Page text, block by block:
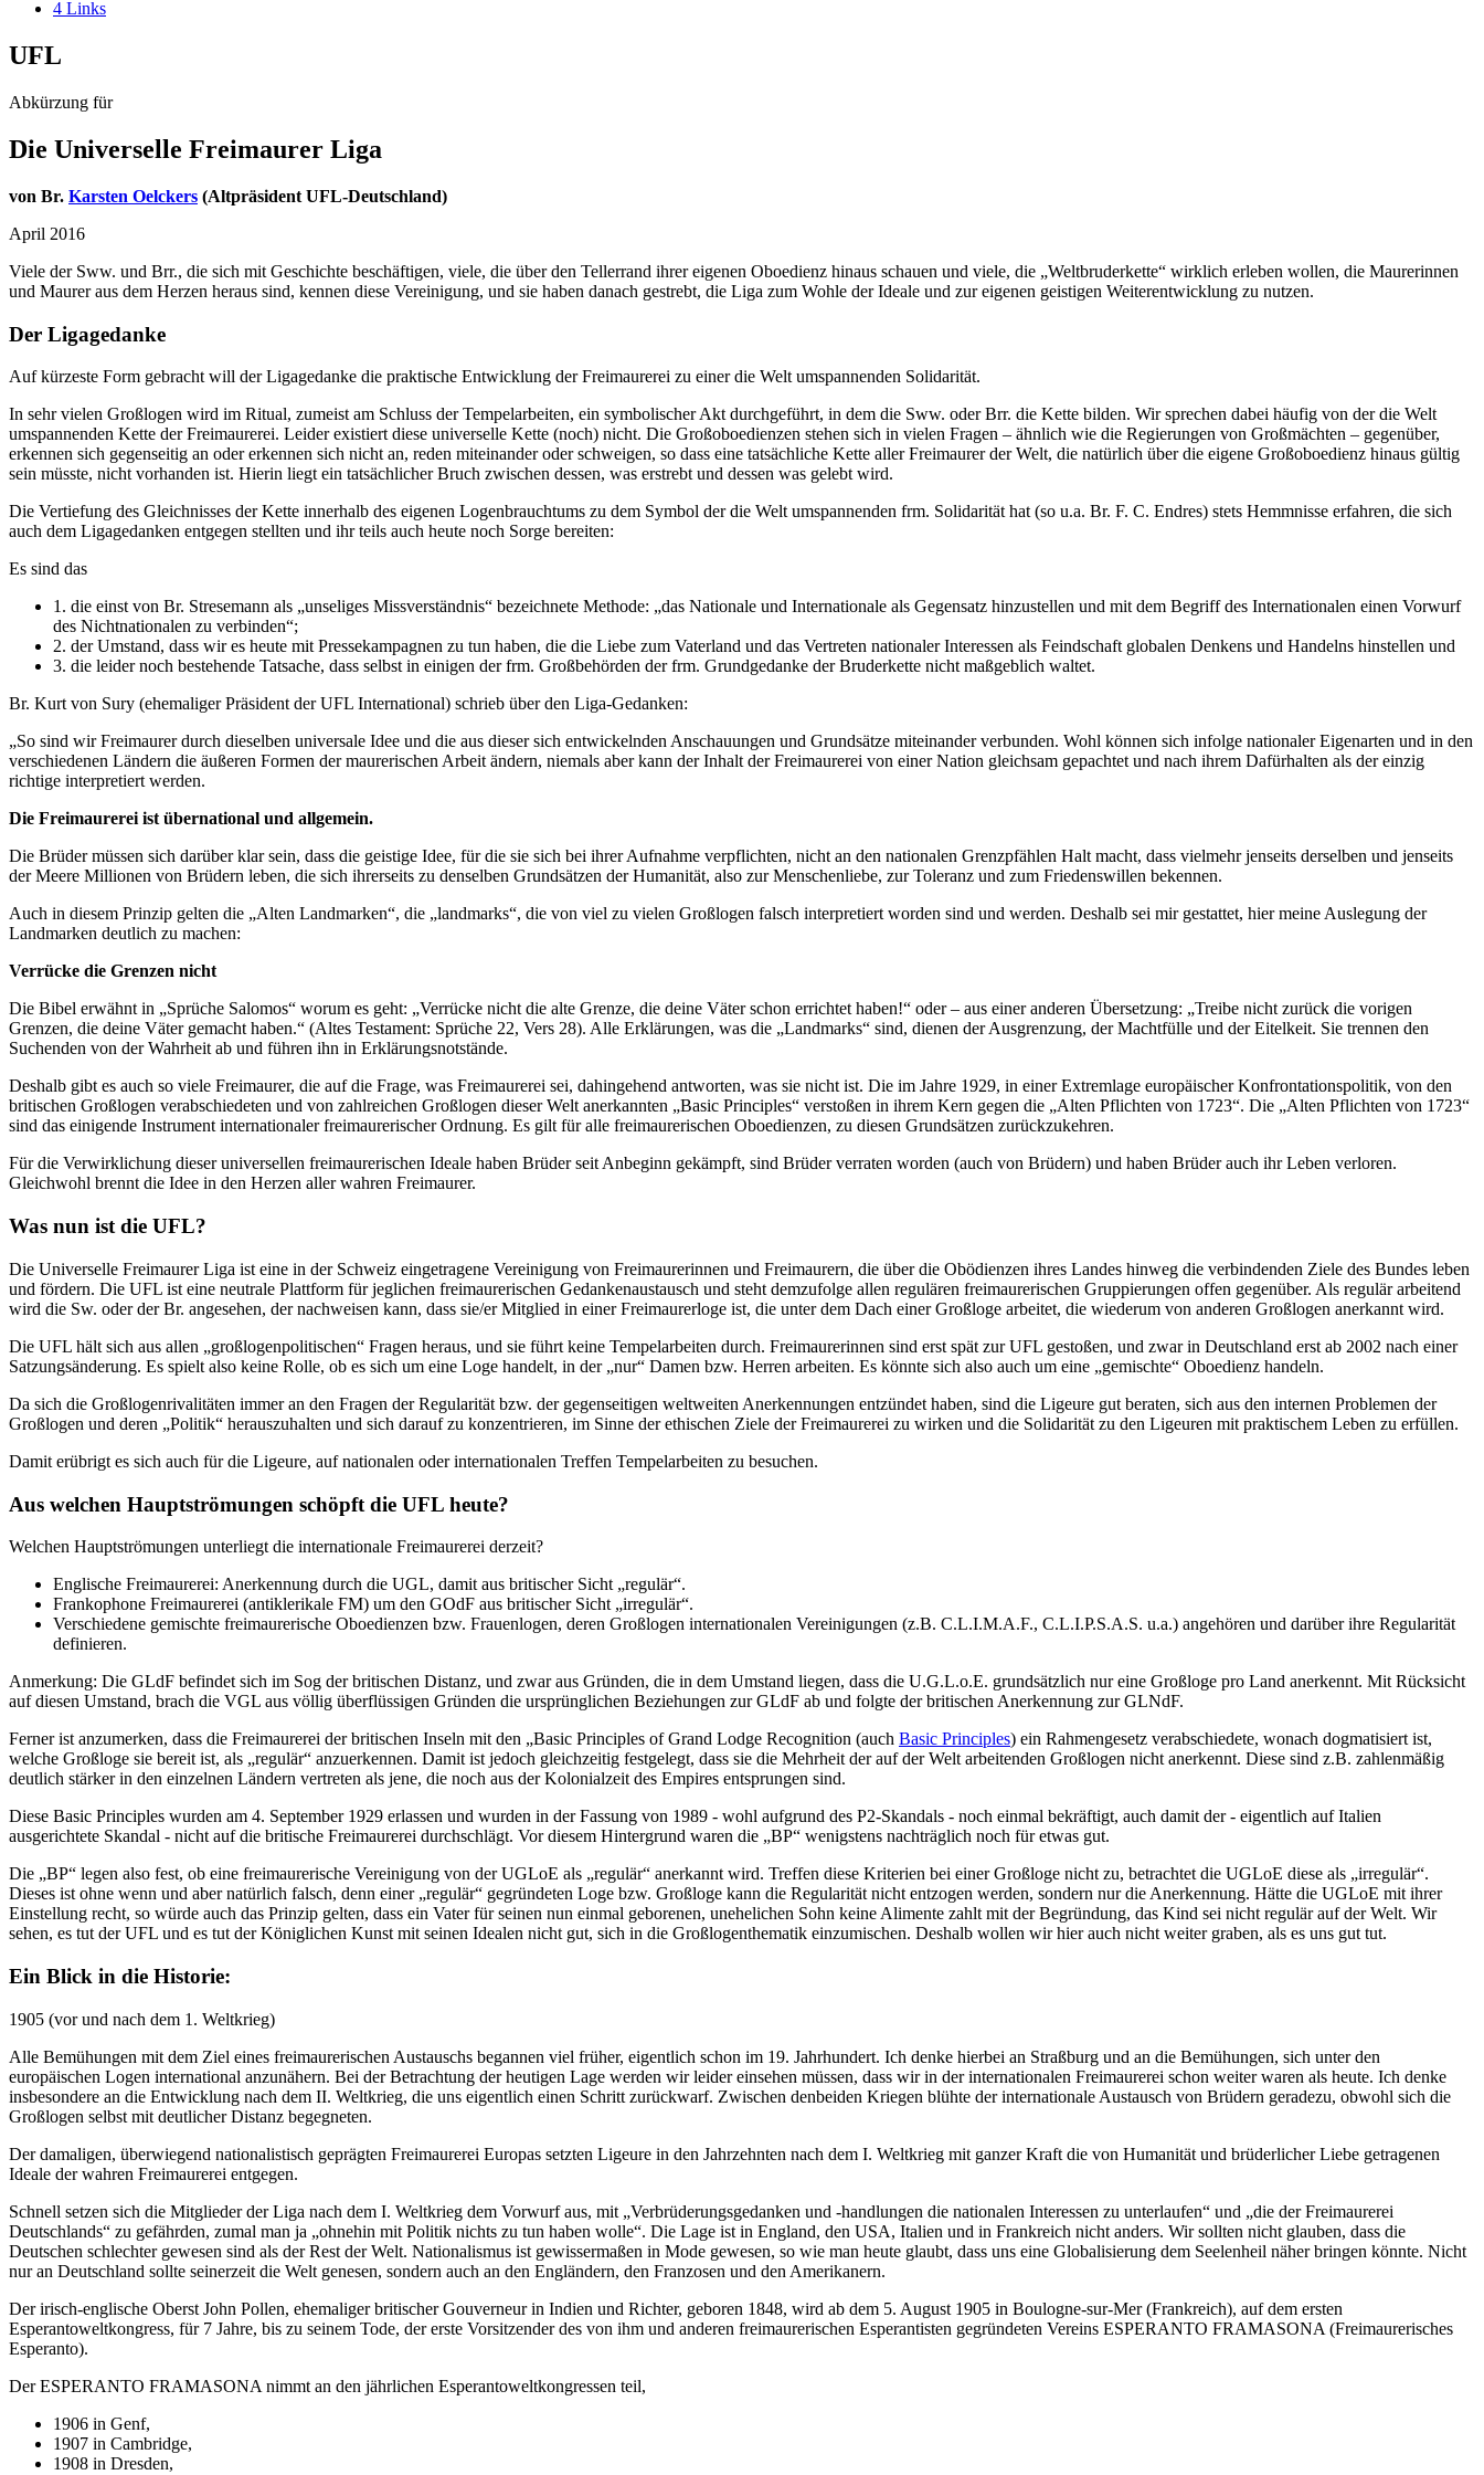
4 Links
UFL
Abkürzung für
Die Universelle Freimaurer Liga
von Br. Karsten Oelckers (Altpräsident UFL-Deutschland)
April 2016
Viele der Sww. und Brr., die sich mit Geschichte beschäftigen, viele, die über den Tellerrand ihrer eigenen Oboedienz hinaus schauen und viele, die „Weltbruderkette“ wirklich erleben wollen, die Maurerinnen
und Maurer aus dem Herzen heraus sind, kennen diese Vereinigung, und sie haben danach gestrebt, die Liga zum Wohle der Ideale und zur eigenen geistigen Weiterentwicklung zu nutzen.
Der Ligagedanke
Auf kürzeste Form gebracht will der Ligagedanke die praktische Entwicklung der Freimaurerei zu einer die Welt umspannenden Solidarität.
In sehr vielen Großlogen wird im Ritual, zumeist am Schluss der Tempelarbeiten, ein symbolischer Akt durchgeführt, in dem die Sww. oder Brr. die Kette bilden. Wir sprechen dabei häufig von der die Welt
umspannenden Kette der Freimaurerei. Leider existiert diese universelle Kette (noch) nicht. Die Großoboedienzen stehen sich in vielen Fragen – ähnlich wie die Regierungen von Großmächten – gegenüber,
erkennen sich gegenseitig an oder erkennen sich nicht an, reden miteinander oder schweigen, so dass eine tatsächliche Kette aller Freimaurer der Welt, die natürlich über die eigene Großoboedienz hinaus gültig
sein müsste, nicht vorhanden ist. Hierin liegt ein tatsächlicher Bruch zwischen dessen, was erstrebt und dessen was gelebt wird.
Die Vertiefung des Gleichnisses der Kette innerhalb des eigenen Logenbrauchtums zu dem Symbol der die Welt umspannenden frm. Solidarität hat (so u.a. Br. F. C. Endres) stets Hemmnisse erfahren, die sich
auch dem Ligagedanken entgegen stellten und ihr teils auch heute noch Sorge bereiten:
Es sind das
1. die einst von Br. Stresemann als „unseliges Missverständnis“ bezeichnete Methode: „das Nationale und Internationale als Gegensatz hinzustellen und mit dem Begriff des Internationalen einen Vorwurf
des Nichtnationalen zu verbinden“;
2. der Umstand, dass wir es heute mit Pressekampagnen zu tun haben, die die Liebe zum Vaterland und das Vertreten nationaler Interessen als Feindschaft globalen Denkens und Handelns hinstellen und
3. die leider noch bestehende Tatsache, dass selbst in einigen der frm. Großbehörden der frm. Grundgedanke der Bruderkette nicht maßgeblich waltet.
Br. Kurt von Sury (ehemaliger Präsident der UFL International) schrieb über den Liga-Gedanken:
„So sind wir Freimaurer durch dieselben universale Idee und die aus dieser sich entwickelnden Anschauungen und Grundsätze miteinander verbunden. Wohl können sich infolge nationaler Eigenarten und in den
verschiedenen Ländern die äußeren Formen der maurerischen Arbeit ändern, niemals aber kann der Inhalt der Freimaurerei von einer Nation gleichsam gepachtet und nach ihrem Dafürhalten als der einzig
richtige interpretiert werden.
Die Freimaurerei ist übernational und allgemein.
Die Brüder müssen sich darüber klar sein, dass die geistige Idee, für die sie sich bei ihrer Aufnahme verpflichten, nicht an den nationalen Grenzpfählen Halt macht, dass vielmehr jenseits derselben und jenseits
der Meere Millionen von Brüdern leben, die sich ihrerseits zu denselben Grundsätzen der Humanität, also zur Menschenliebe, zur Toleranz und zum Friedenswillen bekennen.
Auch in diesem Prinzip gelten die „Alten Landmarken“, die „landmarks“, die von viel zu vielen Großlogen falsch interpretiert worden sind und werden. Deshalb sei mir gestattet, hier meine Auslegung der
Landmarken deutlich zu machen:
Verrücke die Grenzen nicht
Die Bibel erwähnt in „Sprüche Salomos“ worum es geht: „Verrücke nicht die alte Grenze, die deine Väter schon errichtet haben!“ oder – aus einer anderen Übersetzung: „Treibe nicht zurück die vorigen
Grenzen, die deine Väter gemacht haben.“ (Altes Testament: Sprüche 22, Vers 28). Alle Erklärungen, was die „Landmarks“ sind, dienen der Ausgrenzung, der Machtfülle und der Eitelkeit. Sie trennen den
Suchenden von der Wahrheit ab und führen ihn in Erklärungsnotstände.
Deshalb gibt es auch so viele Freimaurer, die auf die Frage, was Freimaurerei sei, dahingehend antworten, was sie nicht ist. Die im Jahre 1929, in einer Extremlage europäischer Konfrontationspolitik, von den
britischen Großlogen verabschiedeten und von zahlreichen Großlogen dieser Welt anerkannten „Basic Principles“ verstoßen in ihrem Kern gegen die „Alten Pflichten von 1723“. Die „Alten Pflichten von 1723“
sind das einigende Instrument internationaler freimaurerischer Ordnung. Es gilt für alle freimaurerischen Oboedienzen, zu diesen Grundsätzen zurückzukehren.
Für die Verwirklichung dieser universellen freimaurerischen Ideale haben Brüder seit Anbeginn gekämpft, sind Brüder verraten worden (auch von Brüdern) und haben Brüder auch ihr Leben verloren.
Gleichwohl brennt die Idee in den Herzen aller wahren Freimaurer.
Was nun ist die UFL?
Die Universelle Freimaurer Liga ist eine in der Schweiz eingetragene Vereinigung von Freimaurerinnen und Freimaurern, die über die Obödienzen ihres Landes hinweg die verbindenden Ziele des Bundes leben
und fördern. Die UFL ist eine neutrale Plattform für jeglichen freimaurerischen Gedankenaustausch und steht demzufolge allen regulären freimaurerischen Gruppierungen offen gegenüber. Als regulär arbeitend
wird die Sw. oder der Br. angesehen, der nachweisen kann, dass sie/er Mitglied in einer Freimaurerloge ist, die unter dem Dach einer Großloge arbeitet, die wiederum von anderen Großlogen anerkannt wird.
Die UFL hält sich aus allen „großlogenpolitischen“ Fragen heraus, und sie führt keine Tempelarbeiten durch. Freimaurerinnen sind erst spät zur UFL gestoßen, und zwar in Deutschland erst ab 2002 nach einer
Satzungsänderung. Es spielt also keine Rolle, ob es sich um eine Loge handelt, in der „nur“ Damen bzw. Herren arbeiten. Es könnte sich also auch um eine „gemischte“ Oboedienz handeln.
Da sich die Großlogenrivalitäten immer an den Fragen der Regularität bzw. der gegenseitigen weltweiten Anerkennungen entzündet haben, sind die Ligeure gut beraten, sich aus den internen Problemen der
Großlogen und deren „Politik“ herauszuhalten und sich darauf zu konzentrieren, im Sinne der ethischen Ziele der Freimaurerei zu wirken und die Solidarität zu den Ligeuren mit praktischem Leben zu erfüllen.
Damit erübrigt es sich auch für die Ligeure, auf nationalen oder internationalen Treffen Tempelarbeiten zu besuchen.
Aus welchen Hauptströmungen schöpft die UFL heute?
Welchen Hauptströmungen unterliegt die internationale Freimaurerei derzeit?
Englische Freimaurerei: Anerkennung durch die UGL, damit aus britischer Sicht „regulär“.
Frankophone Freimaurerei (antiklerikale FM) um den GOdF aus britischer Sicht „irregulär“.
Verschiedene gemischte freimaurerische Oboedienzen bzw. Frauenlogen, deren Großlogen internationalen Vereinigungen (z.B. C.L.I.M.A.F., C.L.I.P.S.A.S. u.a.) angehören und darüber ihre Regularität
definieren.
Anmerkung: Die GLdF befindet sich im Sog der britischen Distanz, und zwar aus Gründen, die in dem Umstand liegen, dass die U.G.L.o.E. grundsätzlich nur eine Großloge pro Land anerkennt. Mit Rücksicht
auf diesen Umstand, brach die VGL aus völlig überflüssigen Gründen die ursprünglichen Beziehungen zur GLdF ab und folgte der britischen Anerkennung zur GLNdF.
Ferner ist anzumerken, dass die Freimaurerei der britischen Inseln mit den „Basic Principles of Grand Lodge Recognition (auch Basic Principles) ein Rahmengesetz verabschiedete, wonach dogmatisiert ist,
welche Großloge sie bereit ist, als „regulär“ anzuerkennen. Damit ist jedoch gleichzeitig festgelegt, dass sie die Mehrheit der auf der Welt arbeitenden Großlogen nicht anerkennt. Diese sind z.B. zahlenmäßig
deutlich stärker in den einzelnen Ländern vertreten als jene, die noch aus der Kolonialzeit des Empires entsprungen sind.
Diese Basic Principles wurden am 4. September 1929 erlassen und wurden in der Fassung von 1989 - wohl aufgrund des P2-Skandals - noch einmal bekräftigt, auch damit der - eigentlich auf Italien
ausgerichtete Skandal - nicht auf die britische Freimaurerei durchschlägt. Vor diesem Hintergrund waren die „BP“ wenigstens nachträglich noch für etwas gut.
Die „BP“ legen also fest, ob eine freimaurerische Vereinigung von der UGLoE als „regulär“ anerkannt wird. Treffen diese Kriterien bei einer Großloge nicht zu, betrachtet die UGLoE diese als „irregulär“.
Dieses ist ohne wenn und aber natürlich falsch, denn einer „regulär“ gegründeten Loge bzw. Großloge kann die Regularität nicht entzogen werden, sondern nur die Anerkennung. Hätte die UGLoE mit ihrer
Einstellung recht, so würde auch das Prinzip gelten, dass ein Vater für seinen nun einmal geborenen, unehelichen Sohn keine Alimente zahlt mit der Begründung, das Kind sei nicht regulär auf der Welt. Wir
sehen, es tut der UFL und es tut der Königlichen Kunst mit seinen Idealen nicht gut, sich in die Großlogenthematik einzumischen. Deshalb wollen wir hier auch nicht weiter graben, als es uns gut tut.
Ein Blick in die Historie:
1905 (vor und nach dem 1. Weltkrieg)
Alle Bemühungen mit dem Ziel eines freimaurerischen Austauschs begannen viel früher, eigentlich schon im 19. Jahrhundert. Ich denke hierbei an Straßburg und an die Bemühungen, sich unter den
europäischen Logen international anzunähern. Bei der Betrachtung der heutigen Lage werden wir leider einsehen müssen, dass wir in der internationalen Freimaurerei schon weiter waren als heute. Ich denke
insbesondere an die Entwicklung nach dem II. Weltkrieg, die uns eigentlich einen Schritt zurückwarf. Zwischen denbeiden Kriegen blühte der internationale Austausch von Brüdern geradezu, obwohl sich die
Großlogen selbst mit deutlicher Distanz begegneten.
Der damaligen, überwiegend nationalistisch geprägten Freimaurerei Europas setzten Ligeure in den Jahrzehnten nach dem I. Weltkrieg mit ganzer Kraft die von Humanität und brüderlicher Liebe getragenen
Ideale der wahren Freimaurerei entgegen.
Schnell setzen sich die Mitglieder der Liga nach dem I. Weltkrieg dem Vorwurf aus, mit „Verbrüderungsgedanken und -handlungen die nationalen Interessen zu unterlaufen“ und „die der Freimaurerei
Deutschlands“ zu gefährden, zumal man ja „ohnehin mit Politik nichts zu tun haben wolle“. Die Lage ist in England, den USA, Italien und in Frankreich nicht anders. Wir sollten nicht glauben, dass die
Deutschen schlechter gewesen sind als der Rest der Welt. Nationalismus ist gewissermaßen in Mode gewesen, so wie man heute glaubt, dass uns eine Globalisierung dem Seelenheil näher bringen könnte. Nicht
nur an Deutschland sollte seinerzeit die Welt genesen, sondern auch an den Engländern, den Franzosen und den Amerikanern.
Der irisch-englische Oberst John Pollen, ehemaliger britischer Gouverneur in Indien und Richter, geboren 1848, wird ab dem 5. August 1905 in Boulogne-sur-Mer (Frankreich), auf dem ersten
Esperantoweltkongress, für 7 Jahre, bis zu seinem Tode, der erste Vorsitzender des von ihm und anderen freimaurerischen Esperantisten gegründeten Vereins ESPERANTO FRAMASONA (Freimaurerisches
Esperanto).
Der ESPERANTO FRAMASONA nimmt an den jährlichen Esperantoweltkongressen teil,
1906 in Genf,
1907 in Cambridge,
1908 in Dresden,